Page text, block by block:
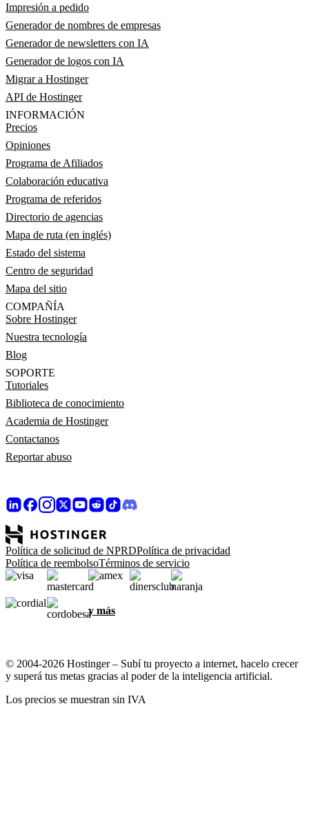
Impresión a pedido
Generador de nombres de empresas
Generador de newsletters con IA
Generador de logos con IA
Migrar a Hostinger
API de Hostinger
INFORMACIÓN
Precios
Opiniones
Programa de Afiliados
Colaboración educativa
Programa de referidos
Directorio de agencias
Mapa de ruta (en inglés)
Estado del sistema
Centro de seguridad
Mapa del sitio
COMPAÑÍA
Sobre Hostinger
Nuestra tecnología
Blog
SOPORTE
Tutoriales
Biblioteca de conocimiento
Academia de Hostinger
Contactanos
Reportar abuso
Política de solicitud de NPRDPolítica de privacidad
Política de reembolsoTérminos de servicio
y más
© 2004-2026 Hostinger – Subí tu proyecto a internet, hacelo crecer
y superá tus metas gracias al poder de la inteligencia artificial.
Los precios se muestran sin IVA